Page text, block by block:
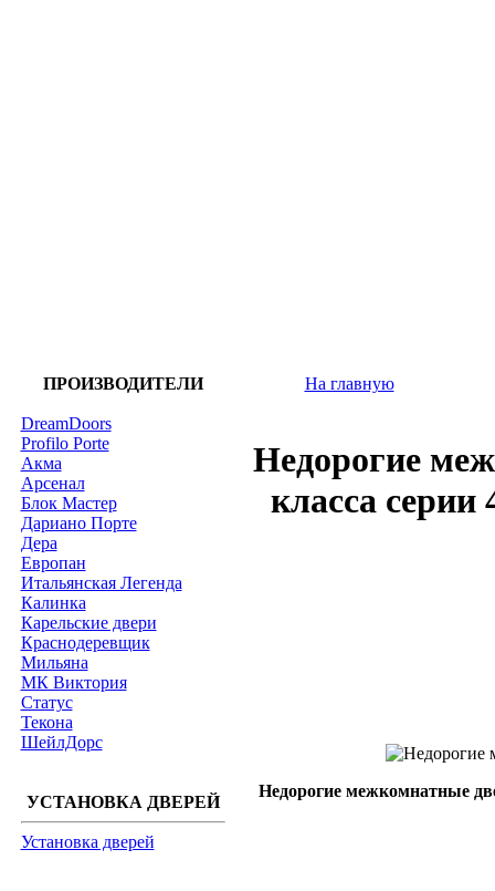
ПРОИЗВОДИТЕЛИ
DreamDoors
Profilo Porte
Акма
Арсенал
Блок Мастер
Дариано Порте
Дера
Европан
Итальянская Легенда
Калинка
Карельские двери
Краснодеревщик
Мильяна
МК Виктория
Статус
Текона
ШейлДорс
УСТАНОВКА ДВЕРЕЙ
Установка дверей
На главную
Недорогие
класса
Недорогие межкомнатные